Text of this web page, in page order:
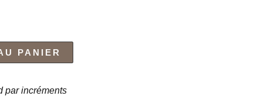
PANIER
par incréments